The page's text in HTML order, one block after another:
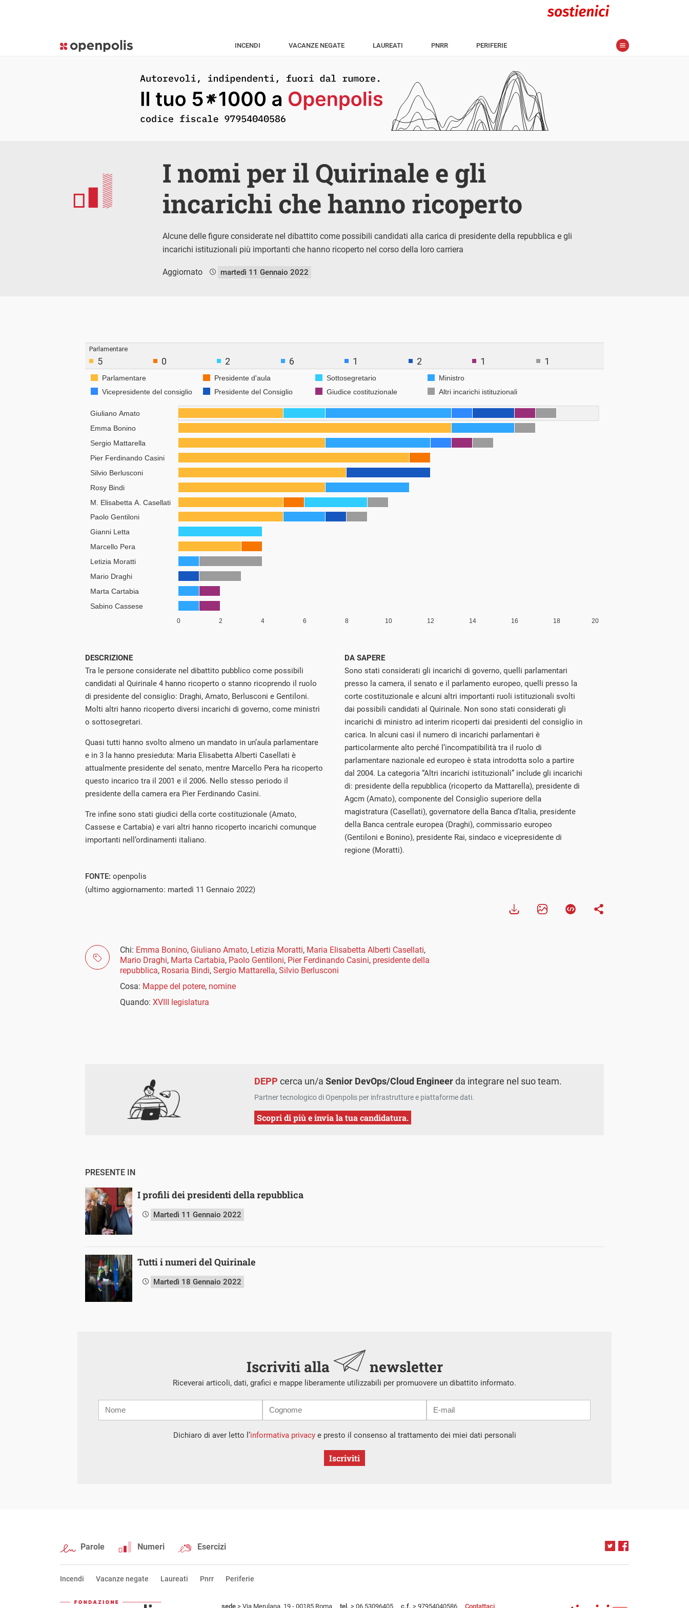
INCENDI VACANZE NEGATE LAUREATI PNRR PERIFERIE
I nomi per il Quirinale e gli
incarichi che hanno ricoperto
Alcune delle figure considerate nel dibattito come possibili candidati alla carica di presidente della repubblica e gli
incarichi istituzionali più importanti che hanno ricoperto nel corso della loro carriera
Aggiornato martedì 11 Gennaio 2022
DESCRIZIONE
Tra le persone considerate nel dibattito pubblico come possibili
candidati al Quirinale 4 hanno ricoperto o stanno ricoprendo il ruolo
di presidente del consiglio: Draghi, Amato, Berlusconi e Gentiloni.
Molti altri hanno ricoperto diversi incarichi di governo, come ministri
o sottosegretari.
Quasi tutti hanno svolto almeno un mandato in un’aula parlamentare
e in 3 la hanno presieduta: Maria Elisabetta Alberti Casellati è
attualmente presidente del senato, mentre Marcello Pera ha ricoperto
questo incarico tra il 2001 e il 2006. Nello stesso periodo il
presidente della camera era Pier Ferdinando Casini.
Tre infine sono stati giudici della corte costituzionale (Amato,
Cassese e Cartabia) e vari altri hanno ricoperto incarichi comunque
importanti nell’ordinamenti italiano.
DA SAPERE
Sono stati considerati gli incarichi di governo, quelli parlamentari
presso la camera, il senato e il parlamento europeo, quelli presso la
corte costituzionale e alcuni altri importanti ruoli istituzionali svolti
dai possibili candidati al Quirinale. Non sono stati considerati gli
incarichi di ministro ad interim ricoperti dai presidenti del consiglio in
carica. In alcuni casi il numero di incarichi parlamentari è
particolarmente alto perché l’incompatibilità tra il ruolo di
parlamentare nazionale ed europeo è stata introdotta solo a partire
dal 2004. La categoria “Altri incarichi istituzionali” include gli incarichi
di: presidente della repubblica (ricoperto da Mattarella), presidente di
Agcm (Amato), componente del Consiglio superiore della
magistratura (Casellati), governatore della Banca d’Italia, presidente
della Banca centrale europea (Draghi), commissario europeo
(Gentiloni e Bonino), presidente Rai, sindaco e vicepresidente di
regione (Moratti).
FONTE: openpolis
(ultimo aggiornamento: martedì 11 Gennaio 2022)
Chi: Emma Bonino, Giuliano Amato, Letizia Moratti, Maria Elisabetta Alberti Casellati,
Mario Draghi, Marta Cartabia, Paolo Gentiloni, Pier Ferdinando Casini, presidente della
repubblica, Rosaria Bindi, Sergio Mattarella, Silvio Berlusconi
Cosa: Mappe del potere, nomine
Quando: XVIII legislatura
DEPP cerca un/aSenior DevOps/Cloud Engineerda integrare nel suo team.
Partner tecnologico di Openpolis per infrastrutture e piattaforme dati.
Scopri di più e invia la tua candidatura.
PRESENTE IN
I profili dei presidenti della repubblica
Martedì 11 Gennaio 2022
Tutti i numeri del Quirinale
Martedì 18 Gennaio 2022
Iscriviti alla newsletter
Riceverai articoli, dati, grafici e mappe liberamente utilizzabili per promuovere un dibattito informato.
mail
Dichiaro di aver letto l’informativa privacye presto il consenso al trattamento dei miei dati personali
Iscriviti
Parole Numeri Esercizi
Incendi Vacanze negate Laureati Pnrr Periferie
sede > Via Merulana, 19 - 00185 Roma tel. > 06.53096405 c.f. > 97954040586 Contattaci